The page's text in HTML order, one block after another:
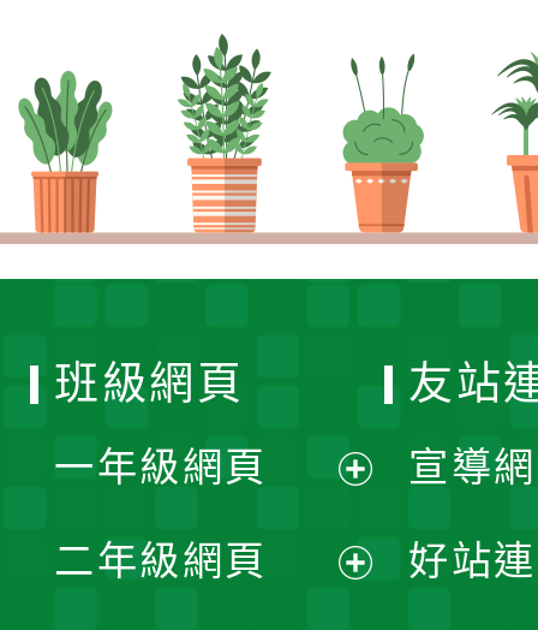
班級網頁
一年級網頁
開
二年級網頁
友站
宣導
好站